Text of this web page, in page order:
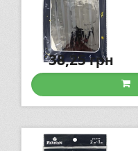
38,25грн